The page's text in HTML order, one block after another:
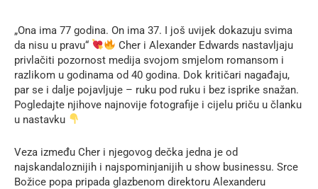
„Ona ima 77 godina. On ima 37. I još uvijek dokazuju svima
da nisu u pravu“
Cher i Alexander Edwards nastavljaju
privlačiti pozornost medija svojom smjelom romansom i
razlikom u godinama od 40 godina. Dok kritičari nagađaju,
par se i dalje pojavljuje – ruku pod ruku i bez isprike snažan.
Pogledajte njihove najnovije fotografije i cijelu priču u članku
u nastavku
Veza između Cher i njegovog dečka jedna je od
najskandaloznijih i najspominjanijih u show businessu. Srce
Božice popa pripada glazbenom direktoru Alexanderu